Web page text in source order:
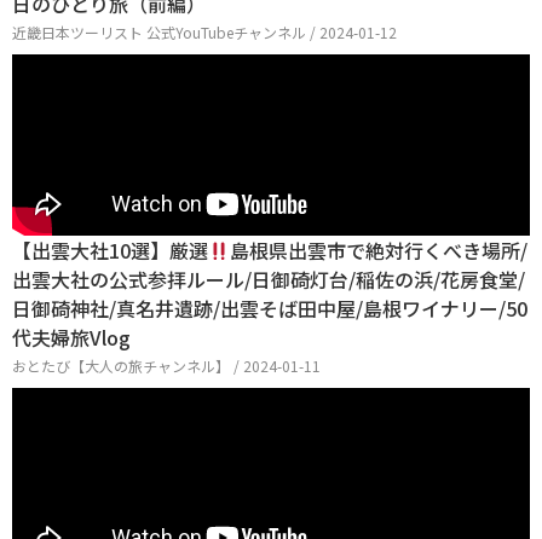
近畿日本ツーリスト 公式YouTubeチャンネル / 2024-01-12
【出雲大社10選】厳選
島根県出雲市で絶対行くべき場所/
出雲大社の公式参拝ルール/日御碕灯台/稲佐の浜/花房食堂/
日御碕神社/真名井遺跡/出雲そば田中屋/島根ワイナリー/50
代夫婦旅Vlog
おとたび【大人の旅チャンネル】 / 2024-01-11